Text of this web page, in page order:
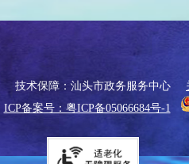
技术保障：汕头市政务服务中心
ICP备案号：粤ICP备05066684号-1